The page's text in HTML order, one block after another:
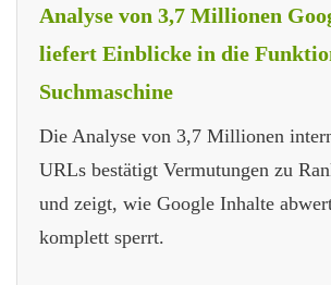
Analyse von 3,7 Millionen
liefert Einblicke in die
Suchmaschine
Die Analyse von 3,7 Millionen
URLs bestätigt Vermutungen zu
und zeigt, wie Google Inhalte
komplett sperrt.